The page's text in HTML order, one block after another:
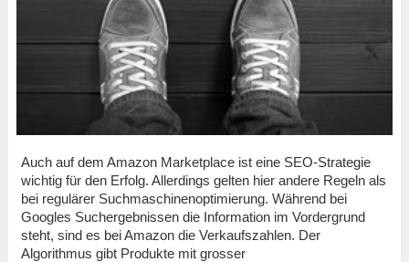
Auch auf dem Amazon Marketplace ist eine SEO-Strategie
wichtig für den Erfolg. Allerdings gelten hier andere Regeln als
bei regulärer Suchmaschinenoptimierung. Während bei
Googles Suchergebnissen die Information im Vordergrund
steht, sind es bei Amazon die Verkaufszahlen. Der
Algorithmus gibt Produkte mit grosser